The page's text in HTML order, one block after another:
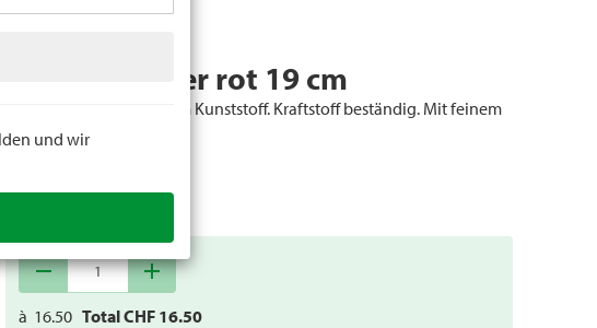
Benzintrichter rot 19 cm
Ovale Form aus robustem Kunststoff. Kraftstoff beständig. Mit feinem
Messingsieb. Farbe: Rot.
remove add
à 16.50 Total CHF 16.50
und wir